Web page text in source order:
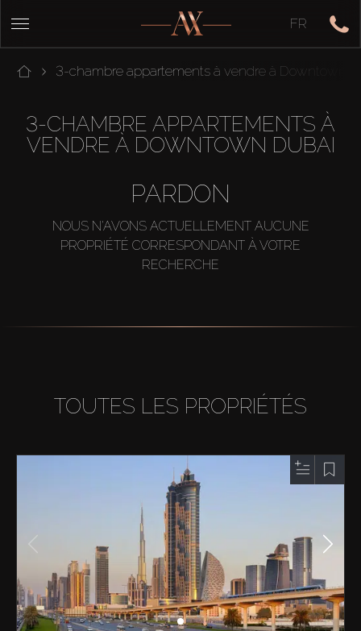
FR
3-chambre appartements à vendre à Downtown
3-CHAMBRE APPARTEMENTS À
VENDRE À DOWNTOWN DUBAI
PARDON
NOUS N'AVONS ACTUELLEMENT AUCUNE
PROPRIÉTÉ CORRESPONDANT À VOTRE
RECHERCHE
TOUTES LES PROPRIÉTÉS